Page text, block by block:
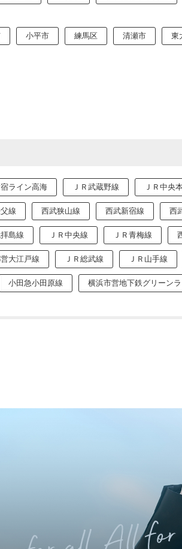
小平市 練馬区 清瀬市 東
ライン高海 ＪＲ武蔵野線 ＪＲ中央
線 西武狭山線 西武新宿線 西
島線 ＪＲ中央線 ＪＲ青梅線
大江戸線 ＪＲ総武線 ＪＲ山手線
小田急小田原線 横浜市営地下鉄グリーン